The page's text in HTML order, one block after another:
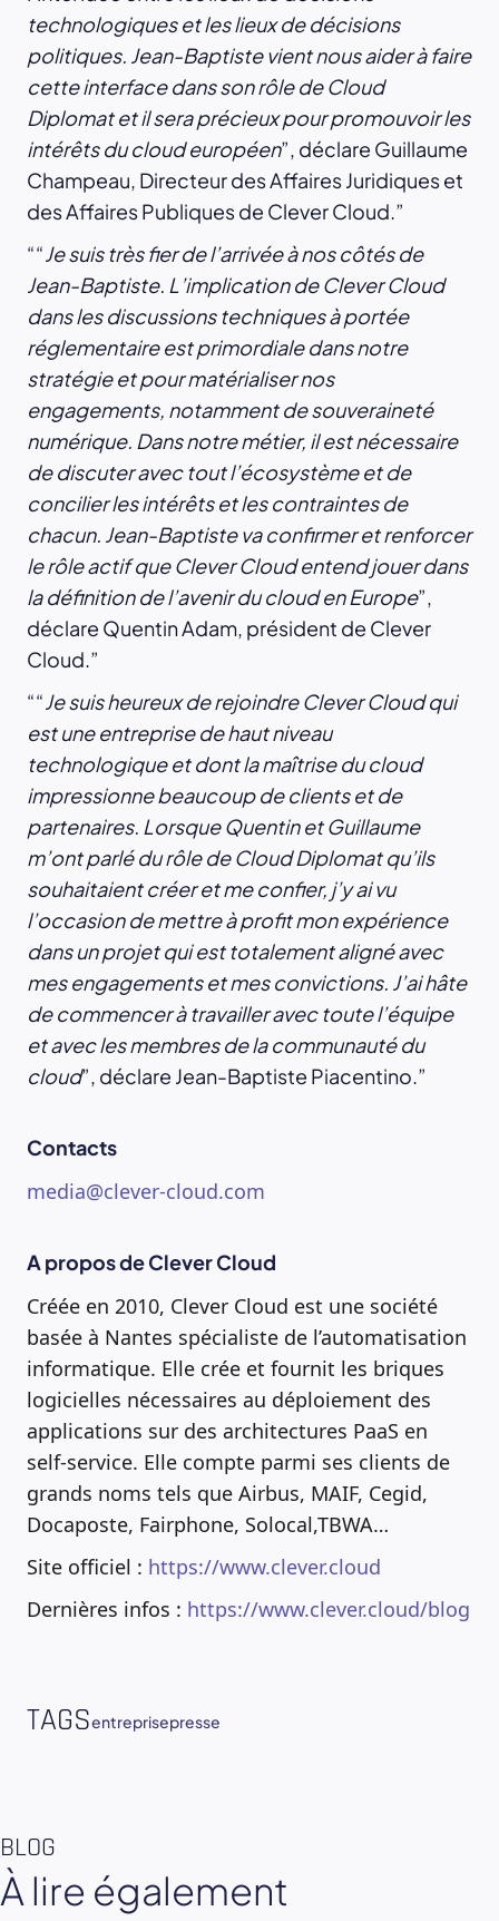
technologiques et les lieux de décisions
politiques. Jean-Baptiste vient nous aider à faire
cette interface dans son rôle de Cloud
Diplomat et il sera précieux pour promouvoir les
intérêts du cloud européen”, déclare Guillaume
Champeau, Directeur des Affaires Juridiques et
des Affaires Publiques de Clever Cloud.
“Je suis très fier de l’arrivée à nos côtés de
Jean-Baptiste. L’implication de Clever Cloud
dans les discussions techniques à portée
réglementaire est primordiale dans notre
stratégie et pour matérialiser nos
engagements, notamment de souveraineté
numérique. Dans notre métier, il est nécessaire
de discuter avec tout l’écosystème et de
concilier les intérêts et les contraintes de
chacun. Jean-Baptiste va confirmer et renforcer
le rôle actif que Clever Cloud entend jouer dans
la définition de l’avenir du cloud en Europe”,
déclare Quentin Adam, président de Clever
Cloud.
“Je suis heureux de rejoindre Clever Cloud qui
est une entreprise de haut niveau
technologique et dont la maîtrise du cloud
impressionne beaucoup de clients et de
partenaires. Lorsque Quentin et Guillaume
m’ont parlé du rôle de Cloud Diplomat qu’ils
souhaitaient créer et me confier, j’y ai vu
l’occasion de mettre à profit mon expérience
dans un projet qui est totalement aligné avec
mes engagements et mes convictions. J’ai hâte
de commencer à travailler avec toute l’équipe
et avec les membres de la communauté du
cloud”, déclare Jean-Baptiste Piacentino.
Contacts
media@clever-cloud.com
A propos de Clever Cloud
Créée en 2010, Clever Cloud est une société
basée à Nantes spécialiste de l’automatisation
informatique. Elle crée et fournit les briques
logicielles nécessaires au déploiement des
applications sur des architectures PaaS en
self-service. Elle compte parmi ses clients de
grands noms tels que Airbus, MAIF, Cegid,
Docaposte, Fairphone, Solocal,TBWA…
Site officiel : https://www.clever.cloud
Dernières infos : https://www.clever.cloud/blog
TAGSentreprisepresse
BLOG
À lire également